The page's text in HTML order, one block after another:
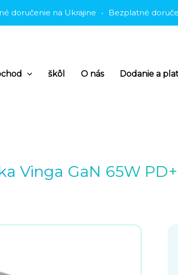
na Ukrajine • Bezplatné doručenie
škôl O nás Dodanie a
Vinga GaN 65W